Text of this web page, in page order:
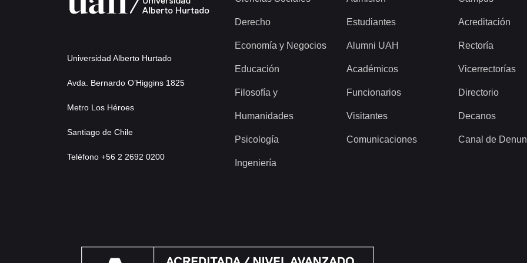
Universidad Alberto Hurtado
Avda. Bernardo O’Higgins 1825
Metro Los Héroes
Santiago de Chile
Teléfono +56 2 2692 0200
Derecho
Economía y Negocios
Educación
Filosofía y
Humanidades
Psicología
Ingeniería
Estudiantes
Alumni UAH
Académicos
Funcionarios
Visitantes
Comunicaciones
Acreditación
Rectoría
Vicerrectorías
Directorio
Decanos
Canal de